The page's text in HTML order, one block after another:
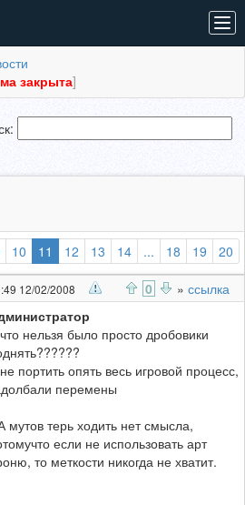
закрыта]
10 11 (выбранная)
12 13 14 ... 18 19
20
12/02/2008 0 » ссылка
нельзя было просто дробовики
портить опять весь игровой процесс,
перемены
мутов терь ходить нет смысла,
если не использовать арт
то меткости никогда не хватит.